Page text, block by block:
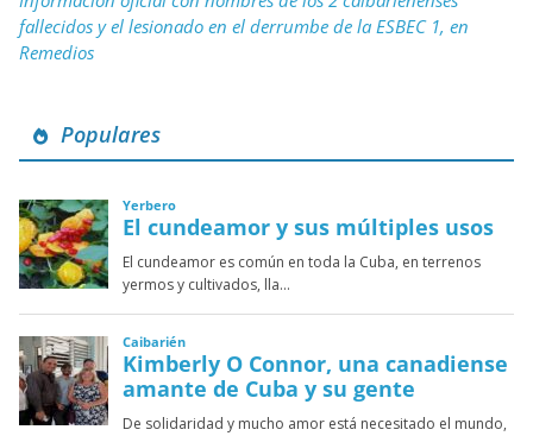
fallecidos y el lesionado en el derrumbe de la ESBEC 1, en
Remedios
Populares